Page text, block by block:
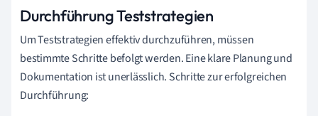
Durchführung Teststrategien
Um Teststrategien effektiv durchzuführen, müssen
bestimmte Schritte befolgt werden. Eine klare Planung und
Dokumentation ist unerlässlich. Schritte zur erfolgreichen
Durchführung: